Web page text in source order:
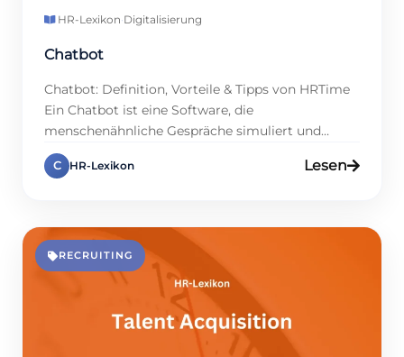
HR-Lexikon·Digitalisierung
Chatbot
Chatbot: Definition, Vorteile & Tipps von HRTime
Ein Chatbot ist eine Software, die
menschenähnliche Gespräche simuliert und
Mitarbeitende in natürlicher Sprache unterstützt.
Moderne Systeme nutzen KI und Natural
Chatbots setzen Unternehmen auf Websites,
Messenger-Plattformen oder in
Sprachassistenten ein. Im HR-Bereich entlasten
sie Teams, beschleunigen […]
C HR-Lexikon Lesen
RECRUITING